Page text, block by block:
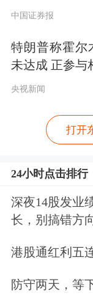
议，互换规
方同意可以
在土耳其建
·13日，市
监管总局关
品召回监管
闻发言人、
示，市场监
中国证券报
特朗普称霍尔
未达成 正参与
央视新闻
打开
24小时点击排行
深夜14股发业
长，别搞错方
港股通红利五
防守两天，等